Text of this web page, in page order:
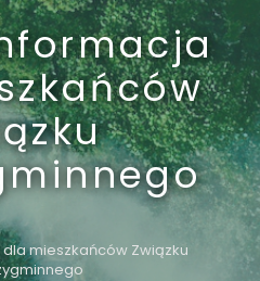
mieszkańców Związku